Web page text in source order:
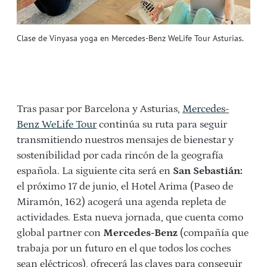
Clase de Vinyasa yoga en Mercedes-Benz WeLife Tour Asturias.
Tras pasar por Barcelona y Asturias, Mercedes-
Benz WeLife Tourcontinúa su ruta para seguir
transmitiendo nuestros mensajes de bienestar y
sostenibilidad por cada rincón de la geografía
española. La siguiente cita será en San Sebastián:
el próximo 17 de junio, el Hotel Arima (Paseo de
Miramón, 162) acogerá una agenda repleta de
actividades. Esta nueva jornada, que cuenta como
global partner con Mercedes-Benz (compañía que
trabaja por un futuro en el que todos los coches
sean eléctricos), ofrecerá las claves para conseguir